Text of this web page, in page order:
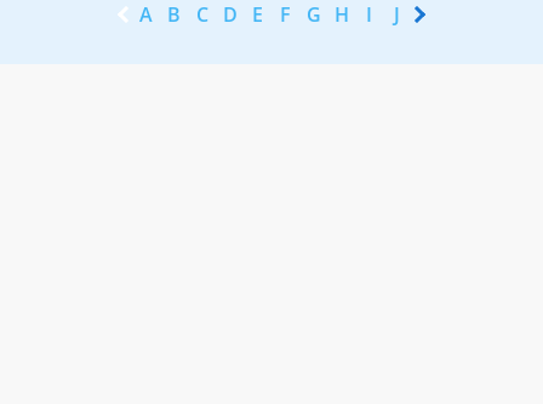
A B C D E F G H I J K